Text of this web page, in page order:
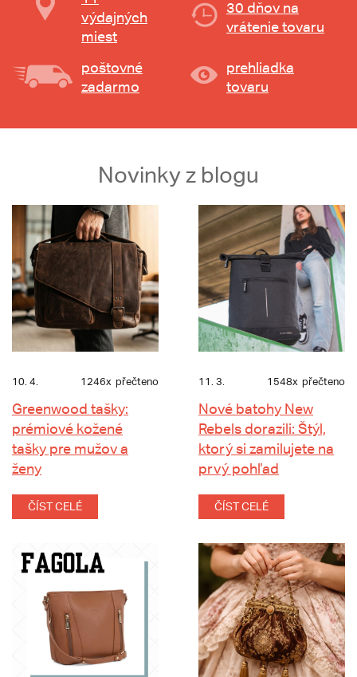
výdajných
miest
30 dňov na
vrátenie tovaru
poštovné
zadarmo
prehliadka
tovaru
Novinky z blogu
10. 4. 1246x přečteno
Greenwood tašky:
prémiové kožené
tašky pre mužov a
ženy
ČÍST CELÉ
11. 3. 1548x přečteno
Nové batohy New
Rebels dorazili: Štýl,
ktorý si zamilujete na
prvý pohľad
ČÍST CELÉ